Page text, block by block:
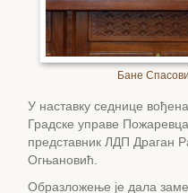
Бане
У наставку седнице
Градске управе
представник ЛДП Драган
Огњановић.
Образложење је дала